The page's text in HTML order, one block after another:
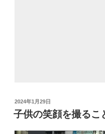
投
稿
日:
2024年1月29日
子供の笑顔を撮るこ